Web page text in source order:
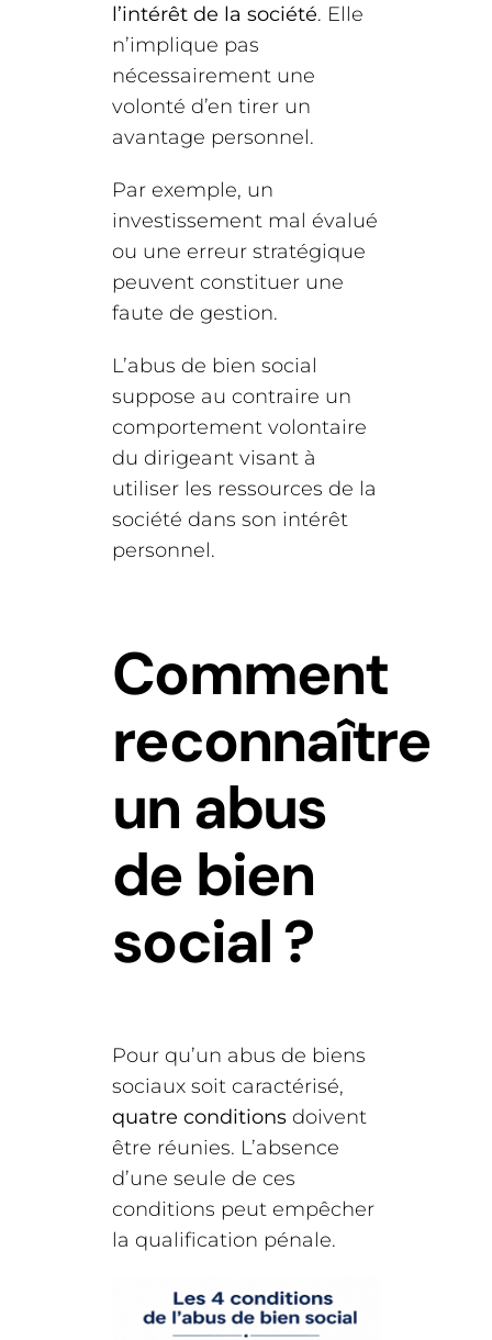
l’intérêt de la société. Elle
n’implique pas
nécessairement une
volonté d’en tirer un
avantage personnel.
Par exemple, un
investissement mal évalué
ou une erreur stratégique
peuvent constituer une
faute de gestion.
L’abus de bien social
suppose au contraire un
comportement volontaire
du dirigeant visant à
utiliser les ressources de la
société dans son intérêt
personnel.
Comment
reconnaître
un abus
de bien
social ?
Pour qu’un abus de biens
sociaux soit caractérisé,
quatre conditions doivent
être réunies. L’absence
d’une seule de ces
conditions peut empêcher
la qualification pénale.